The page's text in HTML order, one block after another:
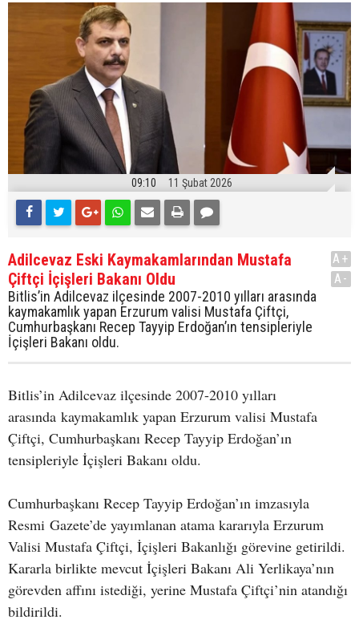
09:10 11 Şubat 2026
Adilcevaz Eski Kaymakamlarından Mustafa
Çiftçi İçişleri Bakanı Oldu
Bitlis’in Adilcevaz ilçesinde 2007-2010 yılları arasında
kaymakamlık yapan Erzurum valisi Mustafa Çiftçi,
Cumhurbaşkanı Recep Tayyip Erdoğan’ın tensipleriyle
İçişleri Bakanı oldu.
A+
A-
Bitlis’in Adilcevaz ilçesinde 2007-2010 yılları
arasında kaymakamlık yapan Erzurum valisi Mustafa
Çiftçi, Cumhurbaşkanı Recep Tayyip Erdoğan’ın
tensipleriyle İçişleri Bakanı oldu.
Cumhurbaşkanı Recep Tayyip Erdoğan’ın imzasıyla
Resmi Gazete’de yayımlanan atama kararıyla Erzurum
Valisi Mustafa Çiftçi, İçişleri Bakanlığı görevine getirildi.
Kararla birlikte mevcut İçişleri Bakanı Ali Yerlikaya’nın
görevden affını istediği, yerine Mustafa Çiftçi’nin atandığı
bildirildi.